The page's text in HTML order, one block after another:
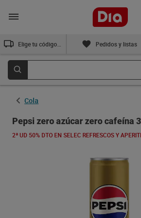
Pedidos y listas
Cola
Pepsi zero azúcar zero cafeína
2ª UD 50% DTO EN SELEC REFRESCOS Y